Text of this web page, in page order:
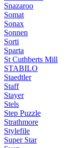
Snazaroo
Somat
Sonax
Sonnen
Sorti
Sparta
St Cuthberts Mill
STABILO
Staedtler
Staff
Stayer
Stels
Step Puzzle
Strathmore
Stylefile
Super Star